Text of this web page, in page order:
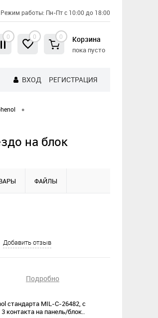
Режим работы: Пн-Пт с 10:00 до 18:00
0 0 0 Корзина
пока пусто
ВХОД РЕГИСТРАЦИЯ
•
на блок
ФАЙЛЫ
Добавить отзыв
Подробно
стандарта MIL-C-26482, с
контакта на панель/блок..